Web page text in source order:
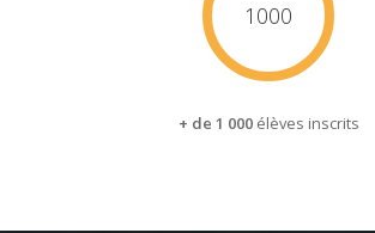
1000
+ de 1 000 élèves inscrits